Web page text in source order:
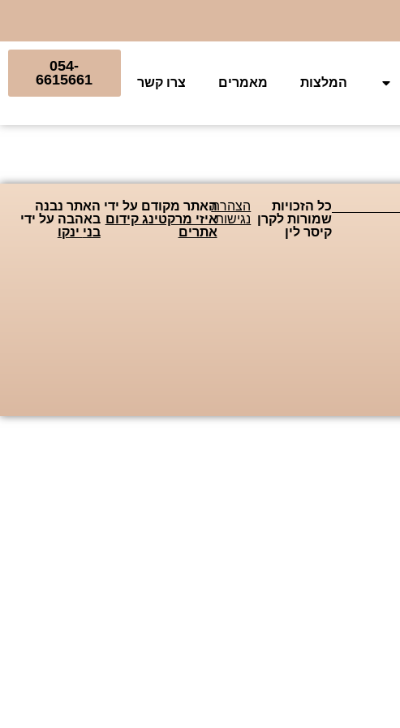
המלצות מאמרים צרו קשר
054-
6615661
כל הזכויות
שמורות לקרן
קיסר לין
הצהרת
נגישות
האתר מקודם על ידי
איזי מרקטינג קידום
אתרים
האתר נבנה
באהבה על ידי
בני ינקו